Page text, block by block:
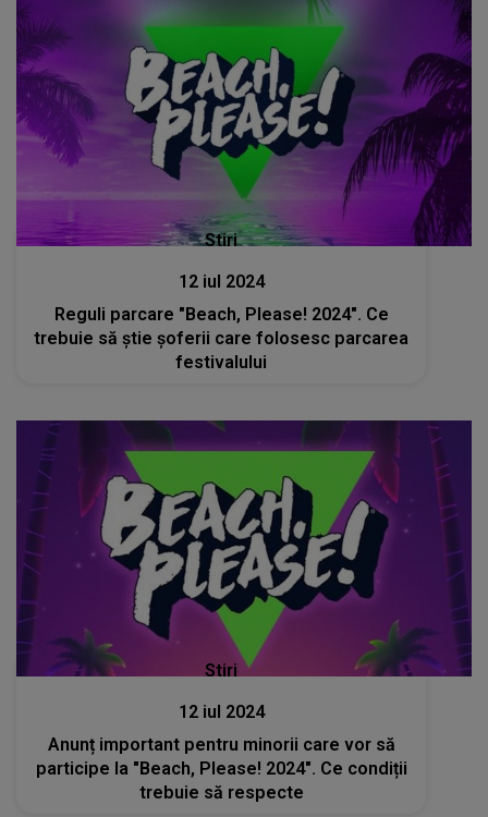
Stiri
12 iul 2024
Reguli parcare "Beach, Please! 2024". Ce
trebuie să știe șoferii care folosesc parcarea
festivalului
Stiri
12 iul 2024
Anunț important pentru minorii care vor să
participe la "Beach, Please! 2024". Ce condiții
trebuie să respecte